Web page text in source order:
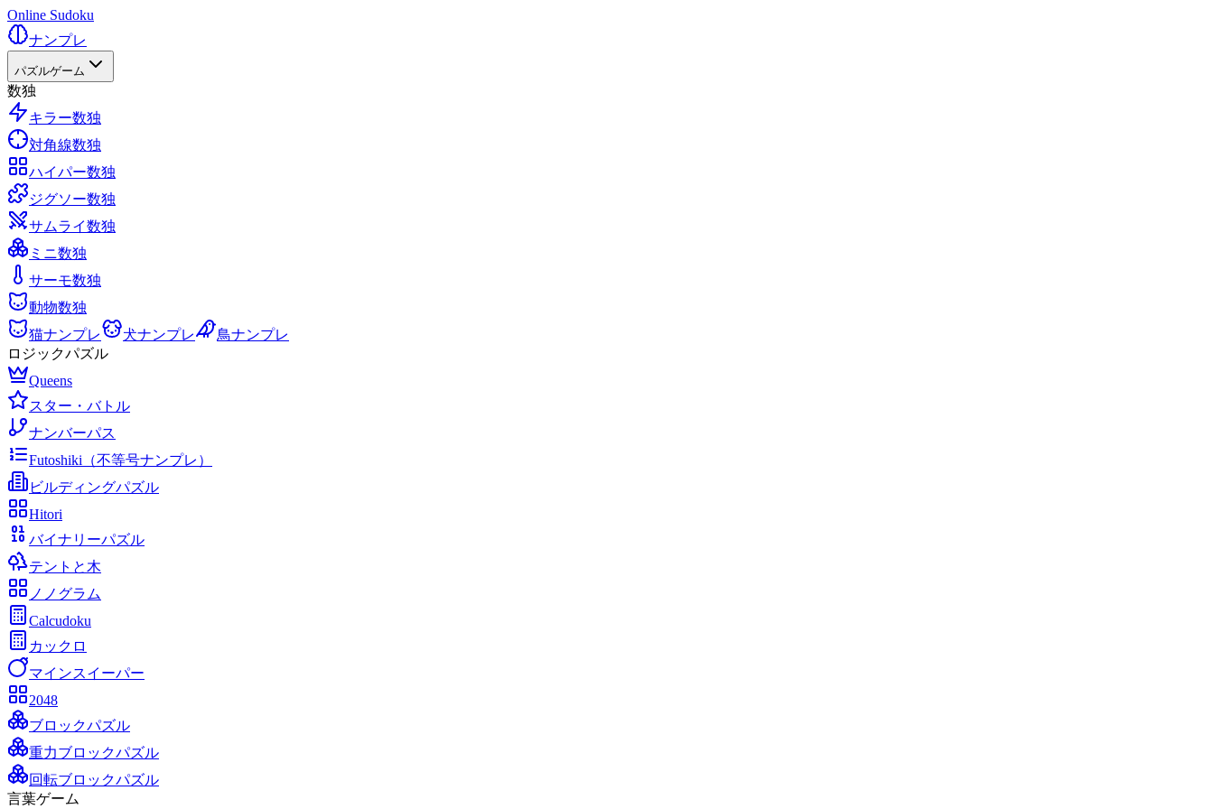
Online Sudoku
ナンプレ
パズルゲーム
数独
キラー数独
対角線数独
ハイパー数独
ジグソー数独
サムライ数独
ミニ数独
サーモ数独
動物数独
猫ナンプレ
犬ナンプレ
鳥ナンプレ
ロジックパズル
Queens
スター・バトル
ナンバーパス
Futoshiki（不等号ナンプレ）
ビルディングパズル
Hitori
バイナリーパズル
テントと木
ノノグラム
Calcudoku
カックロ
マインスイーパー
2048
ブロックパズル
重力ブロックパズル
回転ブロックパズル
言葉ゲーム